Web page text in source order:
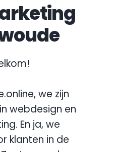
we zijn
webdesign en
En ja, we
klanten in de